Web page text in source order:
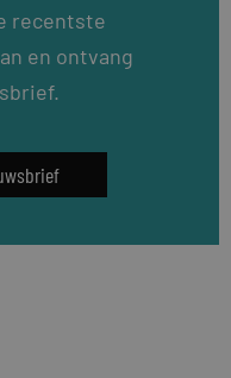
recentste
en ontvang